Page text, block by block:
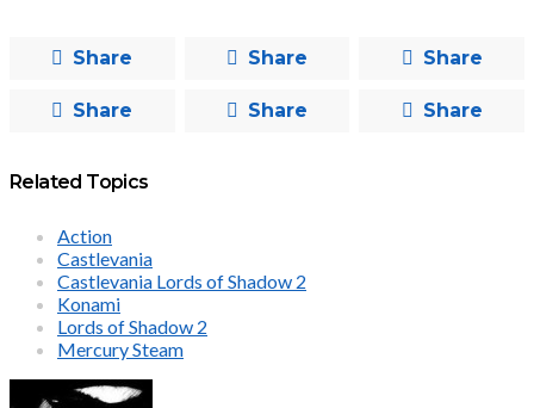
Share Share Share
Share Share Share
Related Topics
Action
Castlevania
Castlevania Lords of Shadow 2
Konami
Lords of Shadow 2
Mercury Steam